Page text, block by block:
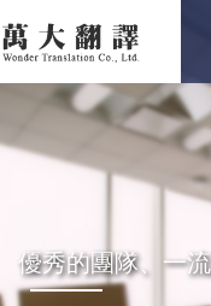
優秀的團隊、一
卓越品質服務顧
秉持成功的企業